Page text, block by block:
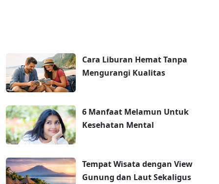
Cara Liburan Hemat Tanpa
Mengurangi Kualitas
6 Manfaat Melamun Untuk
Kesehatan Mental
Tempat Wisata dengan View
Gunung dan Laut Sekaligus